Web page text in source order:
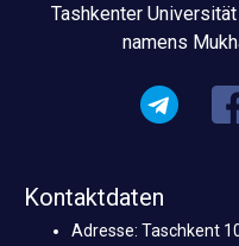
Tashkenter
namens
Kontaktdaten
Adresse: Taschkent